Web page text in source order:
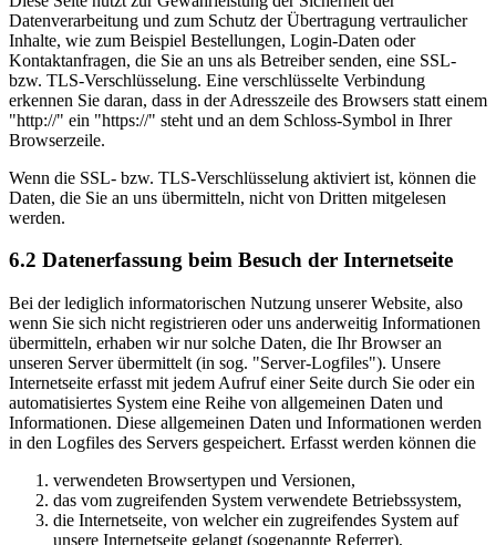
Datenverarbeitung und zum Schutz der Übertragung vertraulicher
Inhalte, wie zum Beispiel Bestellungen, Login-Daten oder
Kontaktanfragen, die Sie an uns als Betreiber senden, eine SSL-
bzw. TLS-Verschlüsselung. Eine verschlüsselte Verbindung
erkennen Sie daran, dass in der Adresszeile des Browsers statt einem
"http://" ein "https://" steht und an dem Schloss-Symbol in Ihrer
Browserzeile.
Wenn die SSL- bzw. TLS-Verschlüsselung aktiviert ist, können die
Daten, die Sie an uns übermitteln, nicht von Dritten mitgelesen
werden.
6.2 Datenerfassung beim Besuch der Internetseite
Bei der lediglich informatorischen Nutzung unserer Website, also
wenn Sie sich nicht registrieren oder uns anderweitig Informationen
übermitteln, erhaben wir nur solche Daten, die Ihr Browser an
unseren Server übermittelt (in sog. "Server-Logfiles"). Unsere
Internetseite erfasst mit jedem Aufruf einer Seite durch Sie oder ein
automatisiertes System eine Reihe von allgemeinen Daten und
Informationen. Diese allgemeinen Daten und Informationen werden
in den Logfiles des Servers gespeichert. Erfasst werden können die
verwendeten Browsertypen und Versionen,
das vom zugreifenden System verwendete Betriebssystem,
die Internetseite, von welcher ein zugreifendes System auf
unsere Internetseite gelangt (sogenannte Referrer),